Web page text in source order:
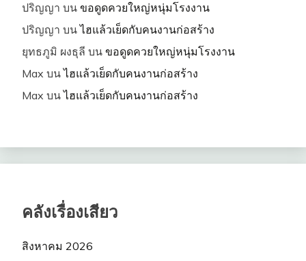
ปริญญา บน ขอดูดควยใหญ่หนุ่มโรงงาน
ปริญญา บนไฮแล้วเย็ดกับคนงานก่อสร้าง
ยุทธภูมิ ผงธุลี บน ขอดูดควยใหญ่หนุ่มโรงงาน
Max บนไฮแล้วเย็ดกับคนงานก่อสร้าง
Max บนไฮแล้วเย็ดกับคนงานก่อสร้าง
คลังเรื่องเสียว
สิงหาคม 2026